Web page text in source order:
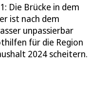
Die Brücke in dem
ist nach dem
unpassierbar
für die Region
2024 scheitern.